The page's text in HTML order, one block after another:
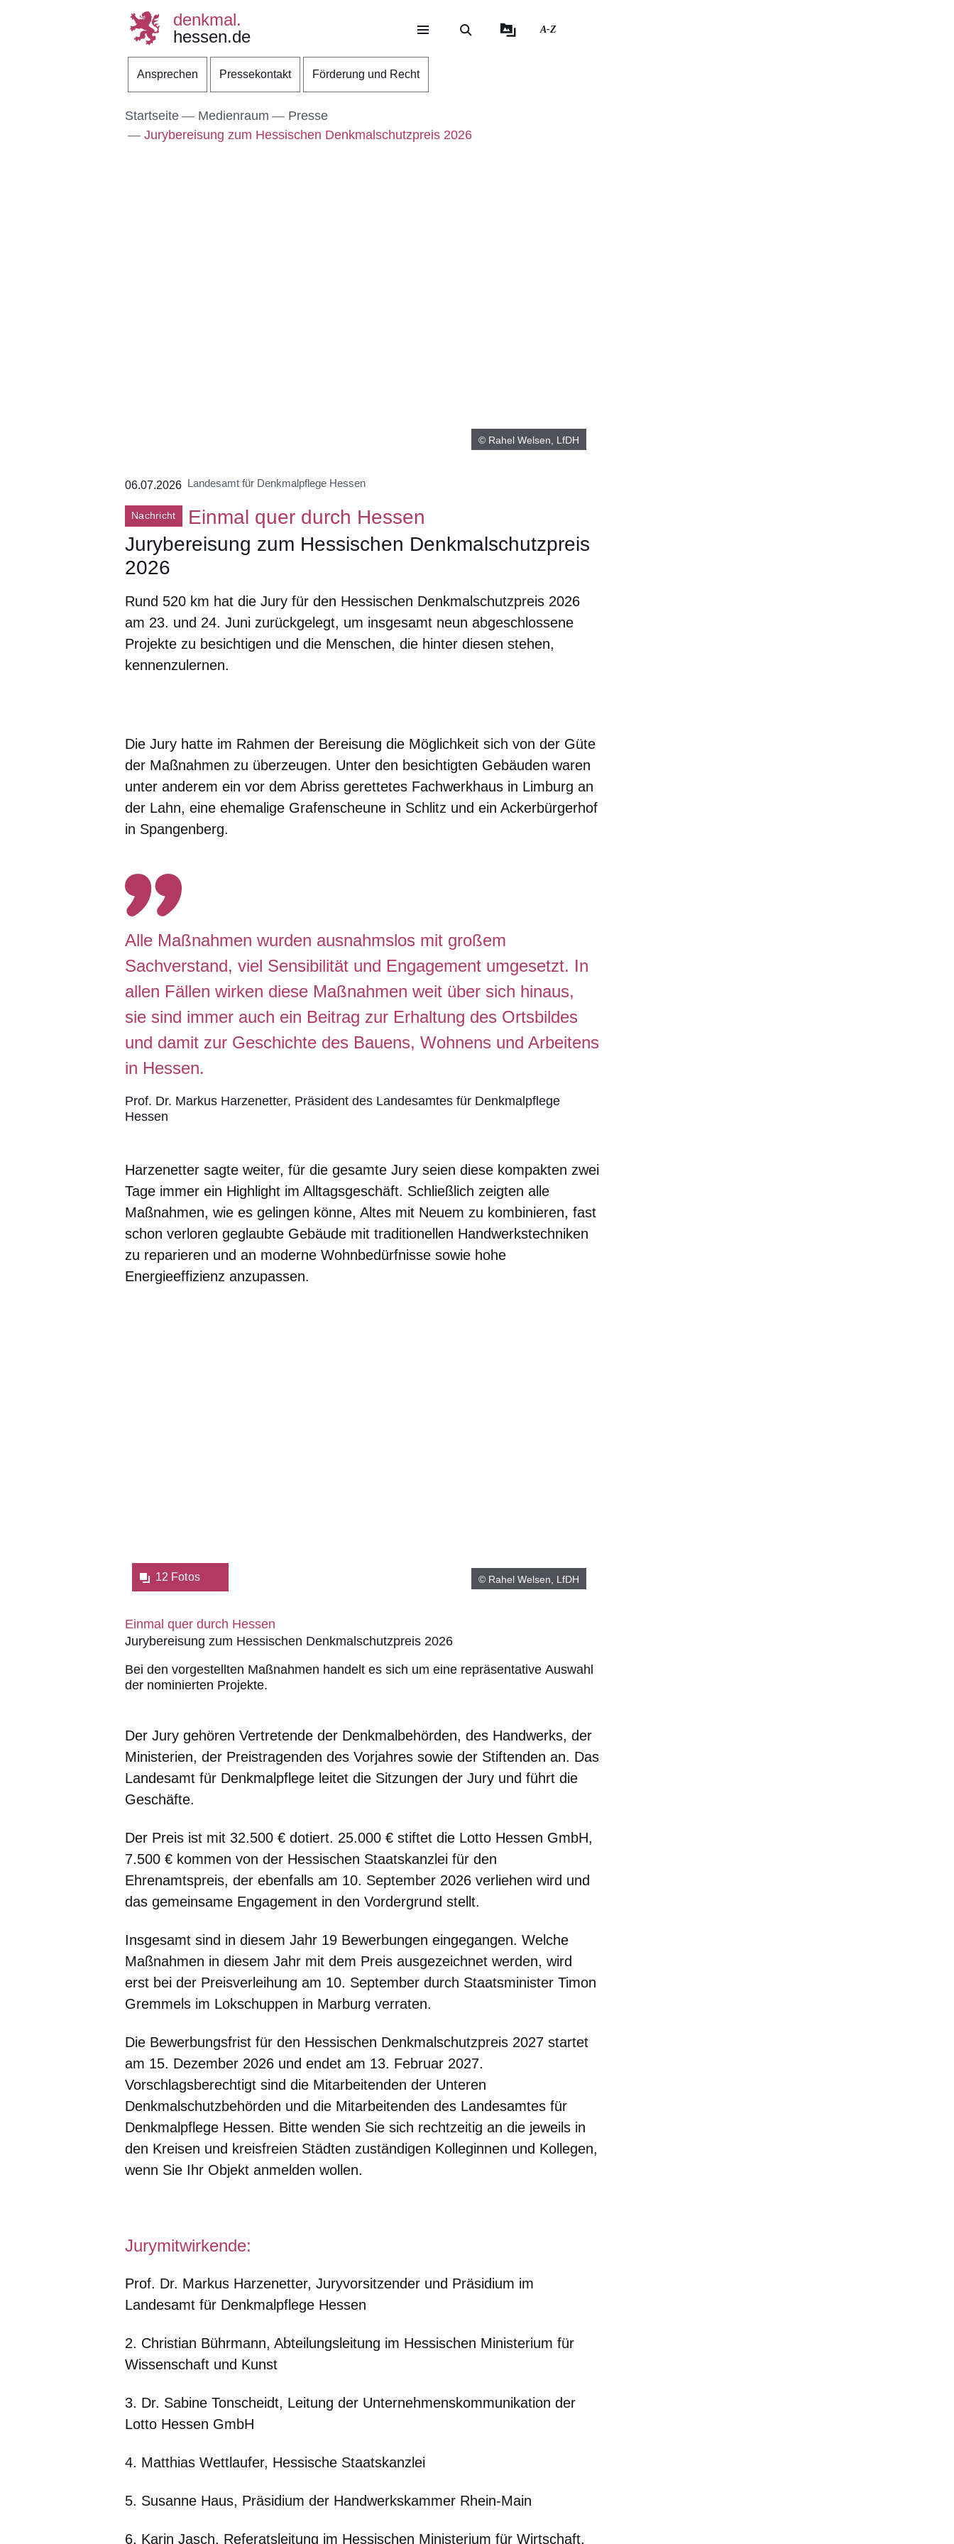
Direkt zum Kopf der Seite
Direkt zum Inhalt
Direkt zum Fuß der Seite
denkmal.
hessen.de
A-Z
Ansprechen Pressekontakt Förderung und Recht
Startseite Medienraum
Presse
Jurybereisung zum Hessischen Denkmalschutzpreis 2026
© Rahel Welsen, LfDH
06.07.2026 Landesamt für Denkmalpflege Hessen
Nachricht
Einmal quer durch Hessen
Jurybereisung zum Hessischen Denkmalschutzpreis
2026
Rund 520 km hat die Jury für den Hessischen Denkmalschutzpreis 2026
am 23. und 24. Juni zurückgelegt, um insgesamt neun abgeschlossene
Projekte zu besichtigen und die Menschen, die hinter diesen stehen,
kennenzulernen.
Die Jury hatte im Rahmen der Bereisung die Möglichkeit sich von der Güte
der Maßnahmen zu überzeugen. Unter den besichtigten Gebäuden waren
unter anderem ein vor dem Abriss gerettetes Fachwerkhaus in Limburg an
der Lahn, eine ehemalige Grafenscheune in Schlitz und ein Ackerbürgerhof
in Spangenberg.
Alle Maßnahmen wurden ausnahmslos mit großem
Sachverstand, viel Sensibilität und Engagement umgesetzt. In
allen Fällen wirken diese Maßnahmen weit über sich hinaus,
sie sind immer auch ein Beitrag zur Erhaltung des Ortsbildes
und damit zur Geschichte des Bauens, Wohnens und Arbeitens
in Hessen.
Prof. Dr. Markus Harzenetter Präsident des Landesamtes für Denkmalpflege
Hessen
Harzenetter sagte weiter, für die gesamte Jury seien diese kompakten zwei
Tage immer ein Highlight im Alltagsgeschäft. Schließlich zeigten alle
Maßnahmen, wie es gelingen könne, Altes mit Neuem zu kombinieren, fast
schon verloren geglaubte Gebäude mit traditionellen Handwerkstechniken
zu reparieren und an moderne Wohnbedürfnisse sowie hohe
Energieeffizienz anzupassen.
12 Fotos © Rahel Welsen, LfDH
Einmal quer durch Hessen
Jurybereisung zum Hessischen Denkmalschutzpreis 2026
Bei den vorgestellten Maßnahmen handelt es sich um eine repräsentative Auswahl
der nominierten Projekte.
Der Jury gehören Vertretende der Denkmalbehörden, des Handwerks, der
Ministerien, der Preistragenden des Vorjahres sowie der Stiftenden an. Das
Landesamt für Denkmalpflege leitet die Sitzungen der Jury und führt die
Geschäfte.
Der Preis ist mit 32.500 € dotiert. 25.000 € stiftet die Lotto Hessen GmbH,
7.500 € kommen von der Hessischen Staatskanzlei für den
Ehrenamtspreis, der ebenfalls am 10. September 2026 verliehen wird und
das gemeinsame Engagement in den Vordergrund stellt.
Insgesamt sind in diesem Jahr 19 Bewerbungen eingegangen. Welche
Maßnahmen in diesem Jahr mit dem Preis ausgezeichnet werden, wird
erst bei der Preisverleihung am 10. September durch Staatsminister Timon
Gremmels im Lokschuppen in Marburg verraten.
Die Bewerbungsfrist für den Hessischen Denkmalschutzpreis 2027 startet
am 15. Dezember 2026 und endet am 13. Februar 2027.
Vorschlagsberechtigt sind die Mitarbeitenden der Unteren
Denkmalschutzbehörden und die Mitarbeitenden des Landesamtes für
Denkmalpflege Hessen. Bitte wenden Sie sich rechtzeitig an die jeweils in
den Kreisen und kreisfreien Städten zuständigen Kolleginnen und Kollegen,
wenn Sie Ihr Objekt anmelden wollen.
Jurymitwirkende:
Prof. Dr. Markus Harzenetter, Juryvorsitzender und Präsidium im
Landesamt für Denkmalpflege Hessen
2. Christian Bührmann, Abteilungsleitung im Hessischen Ministerium für
Wissenschaft und Kunst
3. Dr. Sabine Tonscheidt, Leitung der Unternehmenskommunikation der
Lotto Hessen GmbH
4. Matthias Wettlaufer, Hessische Staatskanzlei
5. Susanne Haus, Präsidium der Handwerkskammer Rhein-Main
6. Karin Jasch, Referatsleitung im Hessischen Ministerium für Wirtschaft,